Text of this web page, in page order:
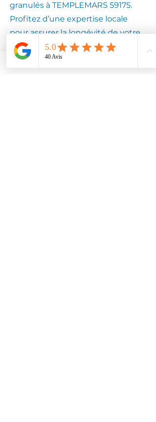
granulés à TEMPLEMARS 59175.
Profitez d’une expertise locale
pour assurer la longévité de votre
équipement.